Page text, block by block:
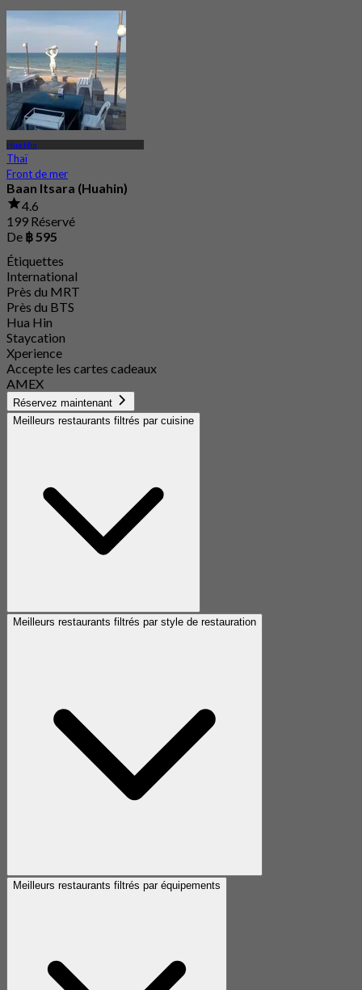
Hua Hin
Thaï
Front de mer
Baan Itsara (Huahin)
4.6
199 Réservé
De ฿ 595
Étiquettes
International
Près du MRT
Près du BTS
Hua Hin
Staycation
Xperience
Accepte les cartes cadeaux
AMEX
Réservez maintenant
Meilleurs restaurants filtrés par cuisine
Meilleurs restaurants filtrés par style de restauration
Meilleurs restaurants filtrés par équipements